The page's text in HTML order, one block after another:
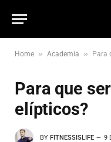
Home » Academia » Para
Para que
elípticos?
BY FITNESSISLIFE 9